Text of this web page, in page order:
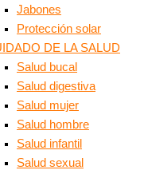
Jabones
Protección solar
DE LA SALUD
Salud bucal
Salud digestiva
Salud mujer
Salud hombre
Salud infantil
Salud sexual